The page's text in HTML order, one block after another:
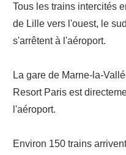
Tous les trains intercités
de Lille vers l'ouest, le
s'arrêtent à l'aéroport.
La gare de Marne-la-
Resort Paris est
l'aéroport.
Environ 150 trains